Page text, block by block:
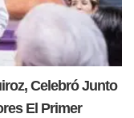
Celebró Junto
El Primer